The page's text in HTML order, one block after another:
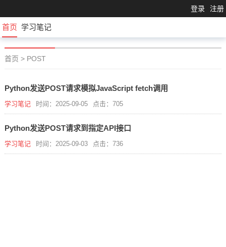
登录 注册
首页 学习笔记
首页 > POST
Python发送POST请求模拟JavaScript fetch调用
学习笔记 时间：2025-09-05 点击：705
Python发送POST请求到指定API接口
学习笔记 时间：2025-09-03 点击：736